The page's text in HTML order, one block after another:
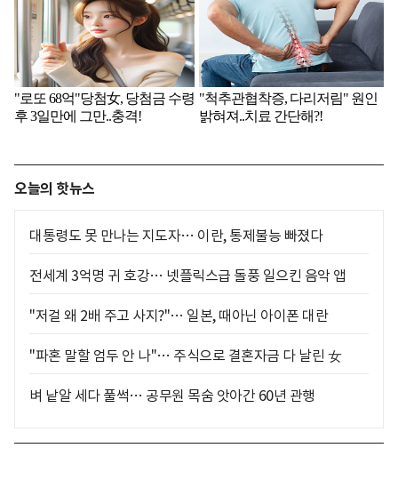
오늘의 핫뉴스
대통령도 못 만나는 지도자… 이란, 통제불능 빠졌다
전세계 3억명 귀 호강… 넷플릭스급 돌풍 일으킨 음악 앱
"저걸 왜 2배 주고 사지?"… 일본, 때아닌 아이폰 대란
"파혼 말할 엄두 안 나"… 주식으로 결혼자금 다 날린 女
벼 낱알 세다 풀썩… 공무원 목숨 앗아간 60년 관행